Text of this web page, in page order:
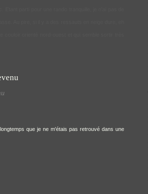
que je ne m'étais pas retrouvé dans une